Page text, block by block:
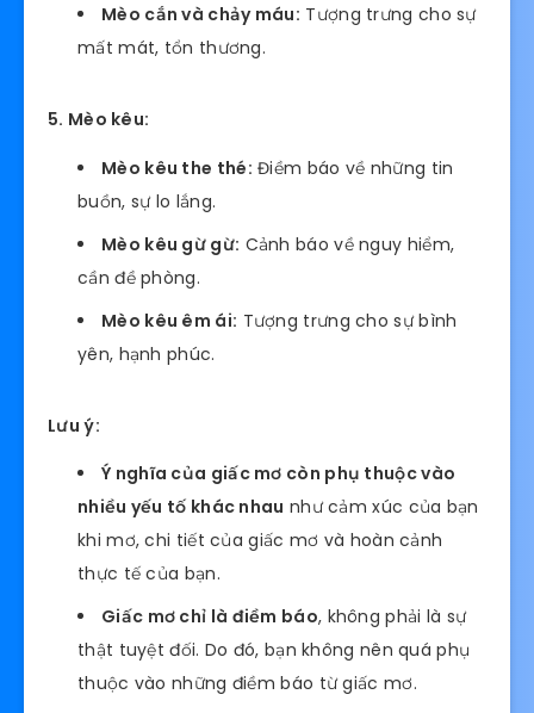
Mèo cắn và chảy máu: Tượng trưng cho sự
mất mát, tổn thương.
5. Mèo kêu:
Mèo kêu the thé: Điềm báo về những tin
buồn, sự lo lắng.
Mèo kêu gừ gừ: Cảnh báo về nguy hiểm,
cần đề phòng.
Mèo kêu êm ái: Tượng trưng cho sự bình
yên, hạnh phúc.
Lưu ý:
Ý nghĩa của giấc mơ còn phụ thuộc vào
nhiều yếu tố khác nhau như cảm xúc của bạn
khi mơ, chi tiết của giấc mơ và hoàn cảnh
thực tế của bạn.
Giấc mơ chỉ là điềm báo, không phải là sự
thật tuyệt đối. Do đó, bạn không nên quá phụ
thuộc vào những điềm báo từ giấc mơ.